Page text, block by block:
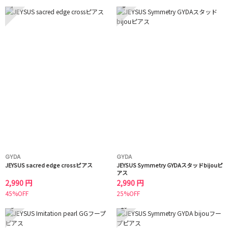
7
GYDA
JEYSUS sacred edge crossピアス
2,990 円
45%OFF
8
GYDA
JEYSUS Symmetry GYDAスタッドbijouピ
アス
2,990 円
25%OFF
9 10